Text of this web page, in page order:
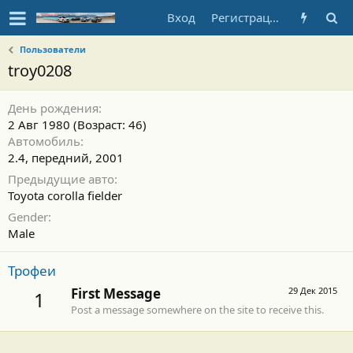
Вход Регистрация
Пользователи
troy0208
День рождения
2 Авг 1980 (Возраст: 46)
Автомобиль
2.4, передний, 2001
Предыдущие авто
Toyota corolla fielder
Gender
Male
Трофеи
1 29 Дек 2015
First Message
Post a message somewhere on the site to receive this.